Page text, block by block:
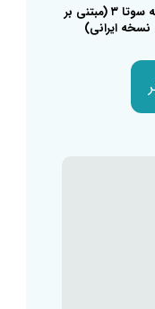
تفسیر سیاهه چند وجهی شخصیت مینه سوتا ۳ (مبتنی بر
ایرانی)